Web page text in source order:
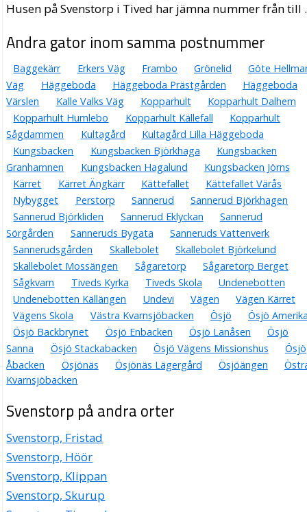
Husen på Svenstorp i Tived har jämna nummer från till .
Andra gator inom samma postnummer
Baggekärr Erkers Väg Frambo Grönelid
Göte
Väg
Häggeboda Häggeboda Prästgården
Häggeboda
Värslen
Kalle Valks Väg Kopparhult
Kopparhult Dalhem
Kopparhult Humlebo
Kopparhult Källefall
Kopparhult
Sågdammen
Kultagård
Kultagård Lilla Häggeboda
Kungsbacken
Kungsbacken Björkhaga
Kungsbacken
Granhamnen
Kungsbacken Hagalund
Kungsbacken Jörns
Kärret
Kärret Ängkärr Kättefallet
Kättefallet Värås
Nybygget
Perstorp Sannerud
Sannerud Björkhagen
Sannerud Björkliden
Sannerud Eklyckan
Sannerud
Sörgården
Sanneruds Bygata
Sanneruds Vattenverk
Sannerudsgården
Skallebolet
Skallebolet Björkelund
Skallebolet Mossängen
Sågaretorp
Sågaretorp Berget
Sågkvarn
Tiveds Kyrka Tiveds Skola
Undenebotten
Undenebotten Källängen
Undevi Vägen
Vägen Kärret
Vägens Skola
Västra Kvarnsjöbacken Ösjö
Ösjö
Ösjö Backbrynet
Ösjö Enbacken Ösjö Lanåsen
Ösjö
Sanna
Ösjö Stackabacken Ösjö Vägens Missionshus
Ösjö
Åbacken
Ösjönäs Ösjönäs Lägergård Ösjöängen
Kvarnsjöbacken
Svenstorp på andra orter
Svenstorp, Fristad
Svenstorp, Höör
Svenstorp, Klippan
Svenstorp, Skurup